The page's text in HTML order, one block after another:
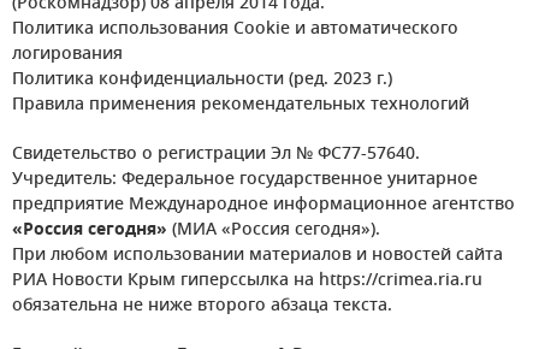
Политика использования Cookie и автоматического
логирования
Политика конфиденциальности (ред. 2023 г.)
Правила применения рекомендательных технологий
Свидетельство о регистрации Эл № ФС77-57640.
Учредитель: Федеральное государственное унитарное
предприятие Международное информационное агентство
«Россия сегодня» (МИА «Россия сегодня»).
При любом использовании материалов и новостей сайта
РИА Новости Крым гиперссылка на https://crimea.ria.ru
обязательна не ниже второго абзаца текста.